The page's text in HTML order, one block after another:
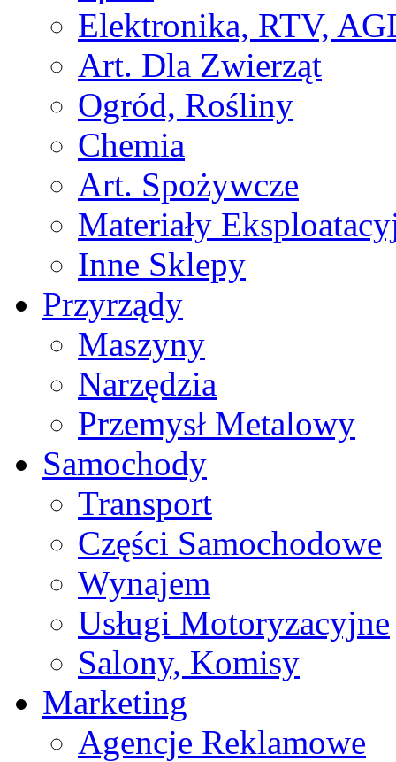
Elektronika, RTV,
Art. Dla Zwierząt
Ogród, Rośliny
Chemia
Art. Spożywcze
Materiały
Inne Sklepy
Przyrządy
Maszyny
Narzędzia
Przemysł Metalowy
Samochody
Transport
Części Samochodowe
Wynajem
Usługi Motoryzacyjne
Salony, Komisy
Marketing
Agencje Reklamowe